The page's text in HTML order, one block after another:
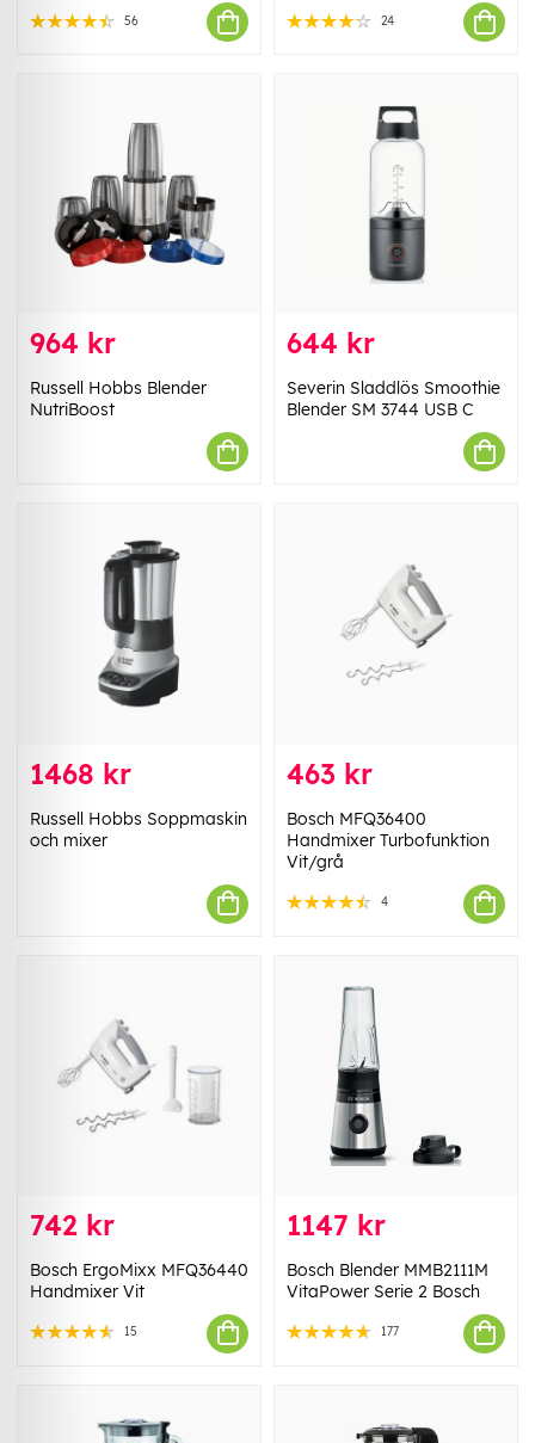
56 24
964 kr
Russell Hobbs Blender
NutriBoost
644 kr
Severin Sladdlös Smoothie
Blender SM 3744 USB C
1468 kr
Russell Hobbs Soppmaskin
och mixer
463 kr
Bosch MFQ36400
Handmixer Turbofunktion
Vit/grå
4
742 kr
Bosch ErgoMixx MFQ36440
Handmixer Vit
15
1147 kr
Bosch Blender MMB2111M
VitaPower Serie 2 Bosch
177